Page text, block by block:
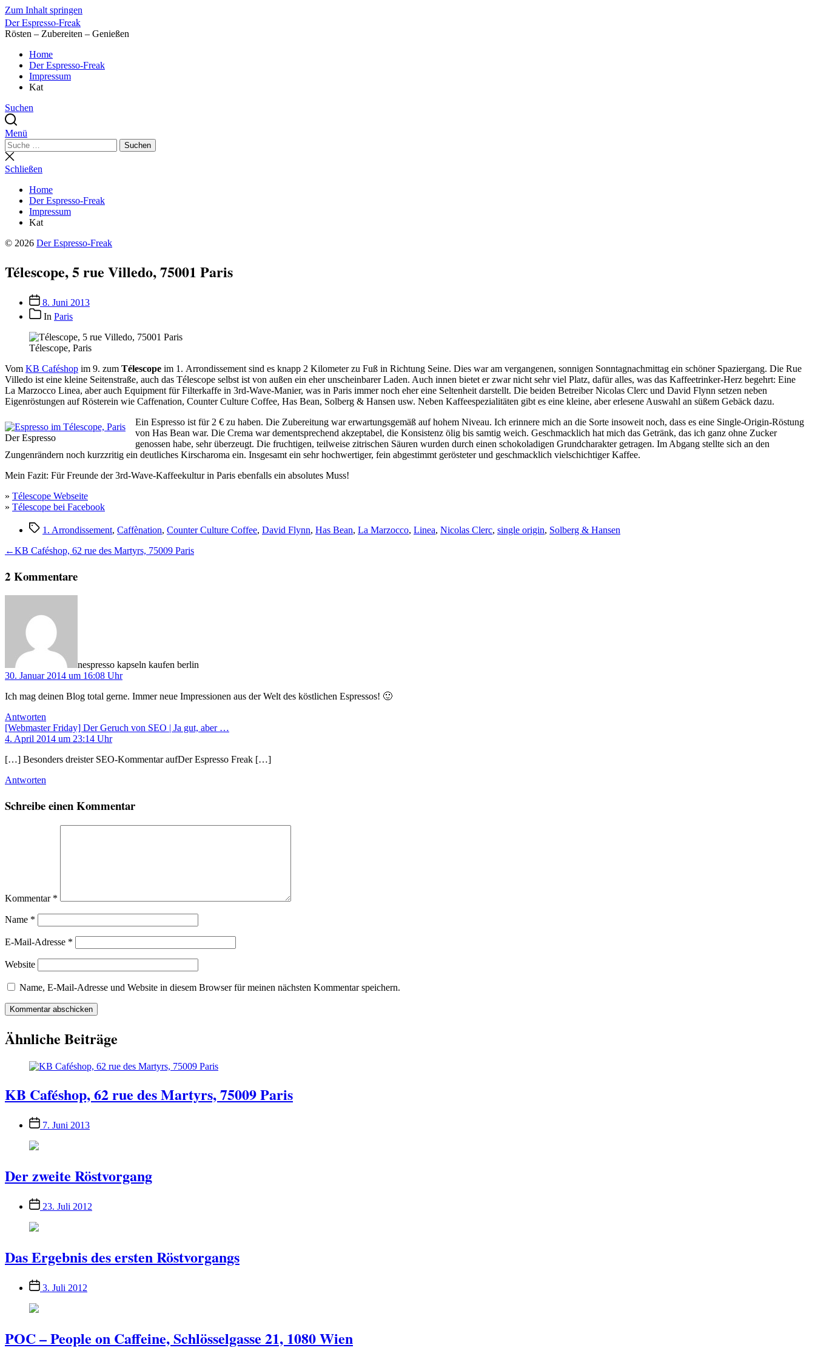
Zum Inhalt springen
Der Espresso-Freak
Rösten – Zubereiten – Genießen
Home
Der Espresso-Freak
Impressum
Kat
Suchen
Menü
Suchen
nach:
Suchen
Suche
schließen
Schließen
Home
Der Espresso-Freak
Impressum
Kat
© 2026 Der Espresso-Freak
Télescope, 5 rue Villedo, 75001 Paris
Veröffentlichungsdatum
8. Juni 2013
Beitragskategorien
In Paris
Télescope, Paris
Vom KB Caféshop im 9. zum Télescope im 1. Arrondissement sind es knapp 2 Kilometer zu Fuß in Richtung Seine. Dies war am vergangenen, sonnigen Sonntagnachmittag ein schöner Spaziergang. Die Rue
Villedo ist eine kleine Seitenstraße, auch das Télescope selbst ist von außen ein eher unscheinbarer Laden. Auch innen bietet er zwar nicht sehr viel Platz, dafür alles, was das Kaffeetrinker-Herz begehrt: Eine
La Marzocco Linea, aber auch Equipment für Filterkaffe in 3rd-Wave-Manier, was in Paris immer noch eher eine Seltenheit darstellt. Die beiden Betreiber Nicolas Clerc und David Flynn setzen neben
Eigenröstungen auf Rösterein wie Caffenation, Counter Culture Coffee, Has Bean, Solberg & Hansen usw. Neben Kaffeespezialitäten gibt es eine kleine, aber erlesene Auswahl an süßem Gebäck dazu.
Der Espresso
Ein Espresso ist für 2 € zu haben. Die Zubereitung war erwartungsgemäß auf hohem Niveau. Ich erinnere mich an die Sorte insoweit noch, dass es eine Single-Origin-Röstung
von Has Bean war. Die Crema war dementsprechend akzeptabel, die Konsistenz ölig bis samtig weich. Geschmacklich hat mich das Getränk, das ich ganz ohne Zucker
genossen habe, sehr überzeugt. Die fruchtigen, teilweise zitrischen Säuren wurden durch einen schokoladigen Grundcharakter getragen. Im Abgang stellte sich an den
Zungenrändern noch kurzzritig ein deutliches Kirscharoma ein. Insgesamt ein sehr hochwertiger, fein abgestimmt gerösteter und geschmacklich vielschichtiger Kaffee.
Mein Fazit: Für Freunde der 3rd-Wave-Kaffeekultur in Paris ebenfalls ein absolutes Muss!
» Télescope Webseite
» Télescope bei Facebook
Schlagwörter
1. Arrondissement, Caffènation, Counter Culture Coffee, David Flynn, Has Bean, La Marzocco, Linea, Nicolas Clerc, single origin, Solberg & Hansen
Beitragsnavigation
←Vorheriger
KB Caféshop, 62 rue des Martyrs, 75009 Paris
2 Kommentare
nespresso kapseln kaufen berlin
30. Januar 2014 um 16:08 Uhr
Ich mag deinen Blog total gerne. Immer neue Impressionen aus der Welt des köstlichen Espressos! 🙂
Antworten
[Webmaster Friday] Der Geruch von SEO | Ja gut, aber …
4. April 2014 um 23:14 Uhr
[…] Besonders dreister SEO-Kommentar aufDer Espresso Freak […]
Antworten
Schreibe einen Kommentar
Kommentar *
Name *
E-Mail-Adresse *
Website
Name, E-Mail-Adresse und Website in diesem Browser für meinen nächsten Kommentar speichern.
Ähnliche Beiträge
KB Caféshop, 62 rue des Martyrs, 75009 Paris
Veröffentlichungsdatum
7. Juni 2013
Der zweite Röstvorgang
Veröffentlichungsdatum
23. Juli 2012
Das Ergebnis des ersten Röstvorgangs
Veröffentlichungsdatum
3. Juli 2012
POC – People on Caffeine, Schlösselgasse 21, 1080 Wien